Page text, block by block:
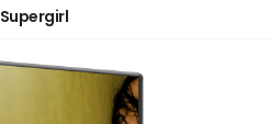
Supergirl